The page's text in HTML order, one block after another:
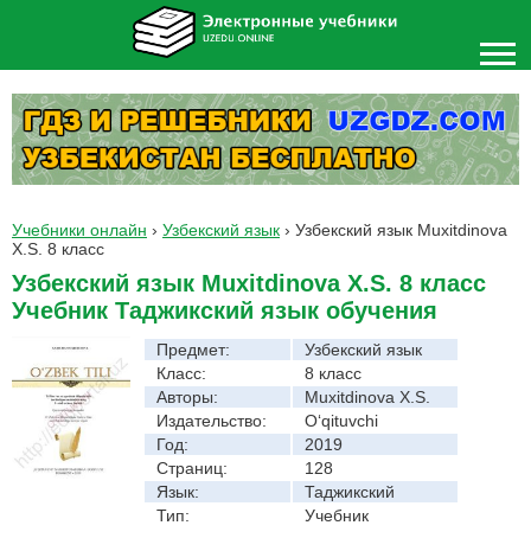
Учебники онлайн › Узбекский язык › Узбекский язык Muxitdinova
X.S. 8 класс
Узбекский язык Muxitdinova X.S. 8 класс
Учебник Таджикский язык обучения
Предмет:
Узбекский язык
Класс:
8 класс
Авторы:
Muxitdinova X.S.
Издательство:
O‘qituvchi
Год:
2019
Страниц:
128
Язык:
Таджикский
Тип:
Учебник